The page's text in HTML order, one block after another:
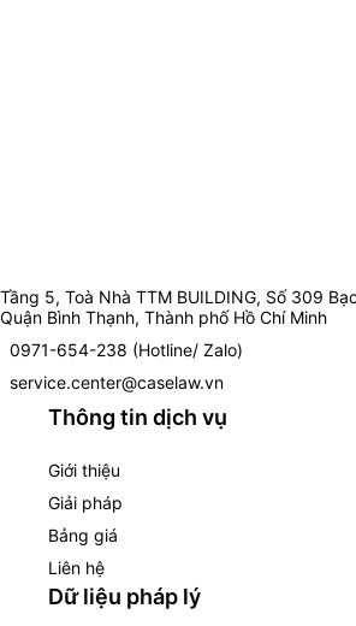
Tầng 5, Toà Nhà TTM BUILDING, Số 309
Quận Bình Thạnh, Thành phố Hồ Chí Minh
0971-654-238 (Hotline/ Zalo)
service.center@caselaw.vn
Thông tin dịch vụ
Giới thiệu
Giải pháp
Bảng giá
Liên hệ
Dữ liệu pháp lý